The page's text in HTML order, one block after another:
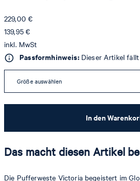
229,00 €
139,95 €
inkl. MwSt
Passformhinweis:Dieser Artikel fällt
Größe auswählen
In den
Das macht diesen Artikel
Die Pufferweste Victoria begeistert im